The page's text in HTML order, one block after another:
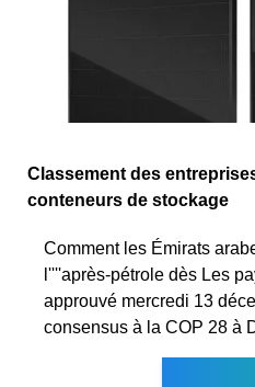
Classement des
conteneurs de stockage
Comment les Émirats
l''''après-pétrole dès Les
approuvé mercredi 13
consensus à la COP 28 à